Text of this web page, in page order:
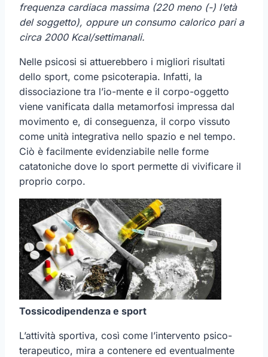
frequenza cardiaca massima (220 meno (-) l’età
del soggetto), oppure un consumo calorico pari a
circa 2000 Kcal/settimanali.
Nelle psicosi si attuerebbero i migliori risultati
dello sport, come psicoterapia. Infatti, la
dissociazione tra l’io-mente e il corpo-oggetto
viene vanificata dalla metamorfosi impressa dal
movimento e, di conseguenza, il corpo vissuto
come unità integrativa nello spazio e nel tempo.
Ciò è facilmente evidenziabile nelle forme
catatoniche dove lo sport permette di vivificare il
proprio corpo.
Tossicodipendenza e sport
L’attività sportiva, così come l’intervento psico-
terapeutico, mira a contenere ed eventualmente